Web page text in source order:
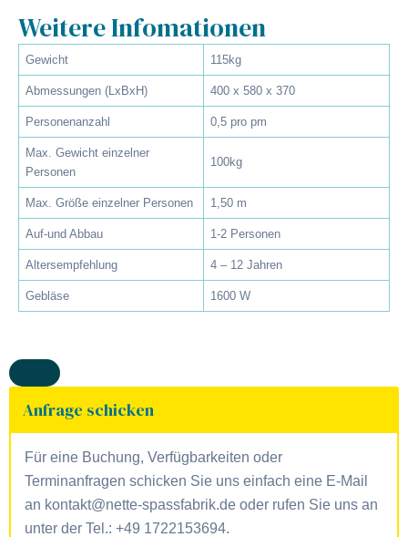
Weitere Infomationen
Gewicht 115kg
Abmessungen (LxBxH) 400 x 580 x 370
Personenanzahl 0,5 pro pm
Max. Gewicht einzelner
Personen
100kg
Max. Größe einzelner Personen 1,50 m
Auf-und Abbau 1-2 Personen
Altersempfehlung 4 – 12 Jahren
Gebläse 1600 W
Anfrage schicken
Für eine Buchung, Verfügbarkeiten oder
Terminanfragen schicken Sie uns einfach eine E-Mail
an kontakt@nette-spassfabrik.de oder rufen Sie uns an
unter der Tel.: +49 1722153694.